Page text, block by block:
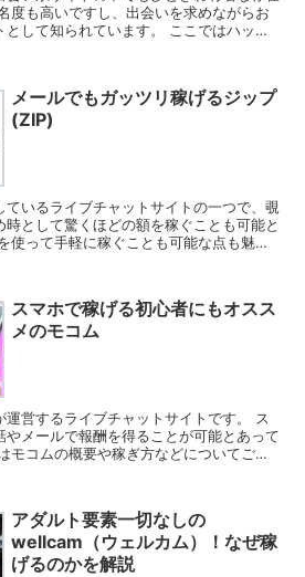
度も高いですし、出会いを求めながらお
して知られています。 ここではハッピ
メールでもガッツリ稼げるジップ
(ZIP)
いるライブチャットサイトの一つで、覗
時として驚くほどの額を稼ぐことも可能と
使って手軽に稼ぐことも可能な点も魅力
スマホで稼げる初心者にもオスス
メのモコム
営するライブチャットサイトです。 ス
やメールで報酬を得ることが可能とあって
モコムの概要や稼ぎ方などについてご紹
アダルト要素一切なしの
wellcam（ウェルカム）！なぜ稼
げるのかを解説